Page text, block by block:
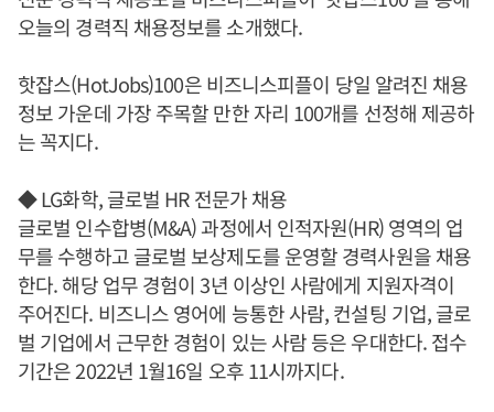
오늘의 경력직 채용정보를 소개했다.
핫잡스(HotJobs)100은 비즈니스피플이 당일 알려진 채용
정보 가운데 가장 주목할 만한 자리 100개를 선정해 제공하
는 꼭지다.
◆ LG화학, 글로벌 HR 전문가 채용
글로벌 인수합병(M&A) 과정에서 인적자원(HR) 영역의 업
무를 수행하고 글로벌 보상제도를 운영할 경력사원을 채용
한다. 해당 업무 경험이 3년 이상인 사람에게 지원자격이
주어진다. 비즈니스 영어에 능통한 사람, 컨설팅 기업, 글로
벌 기업에서 근무한 경험이 있는 사람 등은 우대한다. 접수
기간은 2022년 1월16일 오후 11시까지다.